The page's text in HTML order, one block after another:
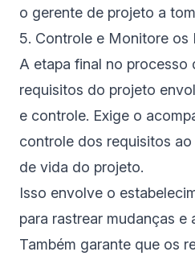
o gerente de projeto a
5. Controle e Monitore os
A etapa final no
requisitos do projeto
e controle. Exige o
controle dos requisitos
de vida do projeto.
Isso envolve o
para rastrear mudanças e
Também garante que os